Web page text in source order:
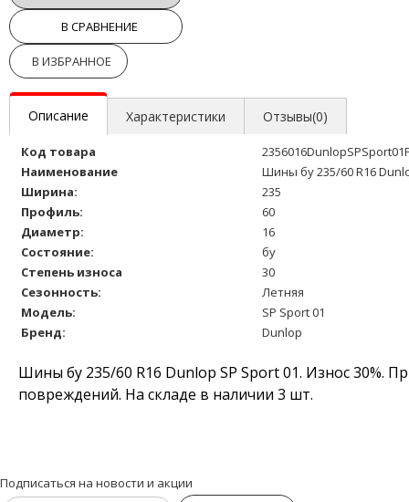
В СРАВНЕНИЕ
В ИЗБРАННОЕ
Описание Характеристики Отзывы(0)
Код товара
Наименование
Шины бу 235/60 R16
Ширина:
235
Профиль:
60
Диаметр:
16
Состояние:
бу
Степень износа
30
Сезонность:
Летняя
Модель:
SP Sport 01
Бренд:
Dunlop
Шины бу 235/60 R16 Dunlop SP Sport 01. Износ 30%.
повреждений. На складе в наличии 3 шт.
Подписаться на новости и акции